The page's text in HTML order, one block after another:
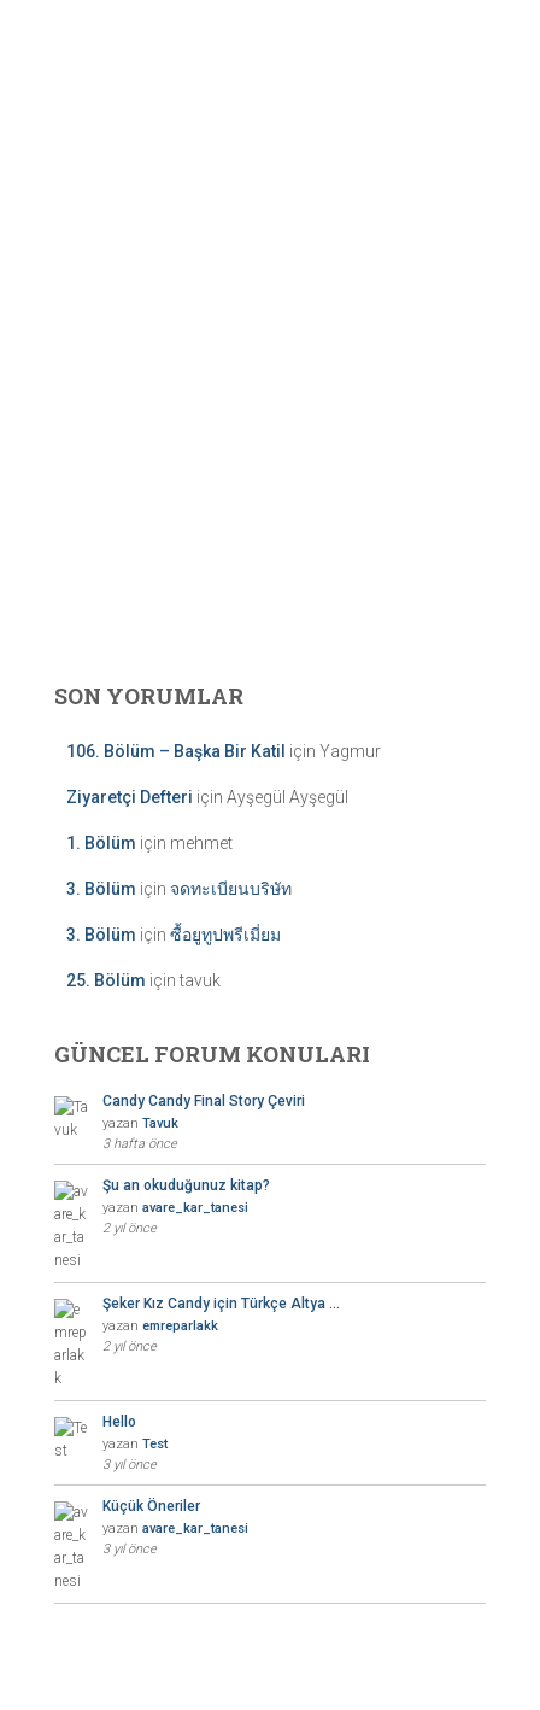
SON YORUMLAR
106. Bölüm – Başka Bir Katil için Yagmur
Ziyaretçi Defteri için Ayşegül Ayşegül
1. Bölüm için mehmet
3. Bölüm için จดทะเบียนบริษัท
3. Bölüm için ซื้อยูทูปพรีเมี่ยม
25. Bölüm içintavuk
GÜNCEL FORUM KONULARI
Candy Candy Final Story Çeviri
yazan Tavuk
3 hafta önce
Şu an okuduğunuz kitap?
yazan avare_kar_tanesi
2 yıl önce
Şeker Kız Candy için Türkçe Altya …
yazan emreparlakk
2 yıl önce
Hello
yazan Test
3 yıl önce
Küçük Öneriler
yazan avare_kar_tanesi
3 yıl önce